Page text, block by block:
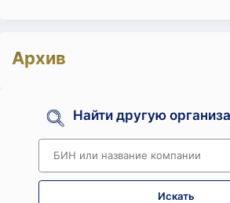
Архив
Найти другую
Искать